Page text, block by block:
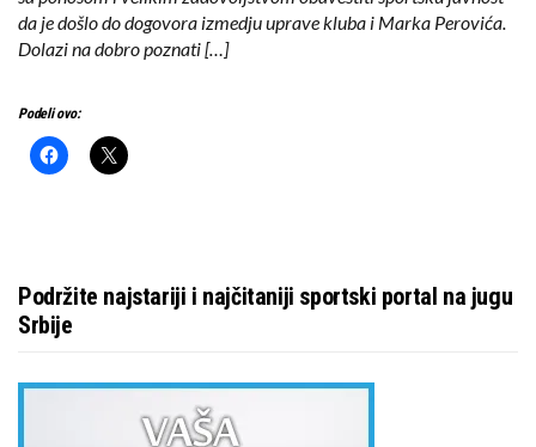
da je došlo do dogovora izmedju uprave kluba i Marka Perovića.
Dolazi na dobro poznati […]
Podeli ovo:
Podržite najstariji i najčitaniji sportski portal na jugu
Srbije